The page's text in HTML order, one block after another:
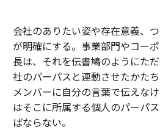
会社のありたい姿や存在意義、
が明確にする。事業部門やコー
長は、それを伝書鳩のようにた
社のパーパスと連動させたかた
メンバーに自分の言葉で伝えな
はそこに所属する個人のパーパ
ばならない。